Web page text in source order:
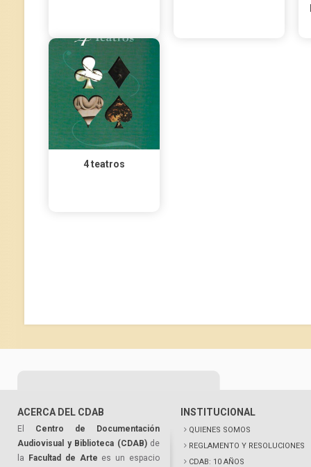
4 teatros
ACERCA DEL CDAB
El Centro de Documentación
Audiovisual y Biblioteca (CDAB)de
la
Facultad de Arte es un espacio
INSTITUCIONAL
QUIENES SOMOS
REGLAMENTO Y RESOLUCIONES
CDAB: 10 AÑOS